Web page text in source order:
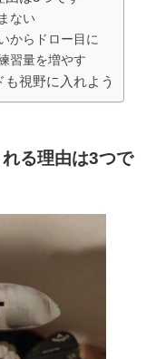
ない
からドロー目に
習量を増やす
視野に入れよう
る理由は3つで